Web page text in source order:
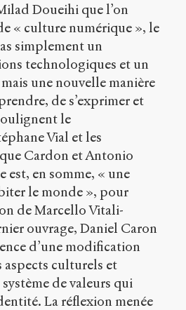
Doueihi que l’on
« culture numérique », le
simplement un
technologiques et un
une nouvelle manière
de s’exprimer et
le
Vial et les
Cardon et Antonio
est, en somme, « une
le monde », pour
de Marcello Vitali-
ouvrage, Daniel Caron
d’une modification
culturels et
de valeurs qui
La réflexion menée